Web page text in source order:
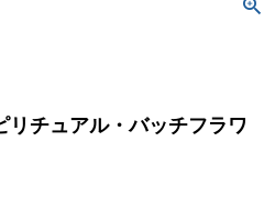
リチュアル・バッチフラワ